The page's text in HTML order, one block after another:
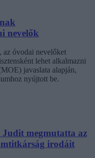
nevelők
az óvodai nevelőket
lehet alkalmazni
javaslata alapján,
nyújtott be.
megmutatta az
irodáit